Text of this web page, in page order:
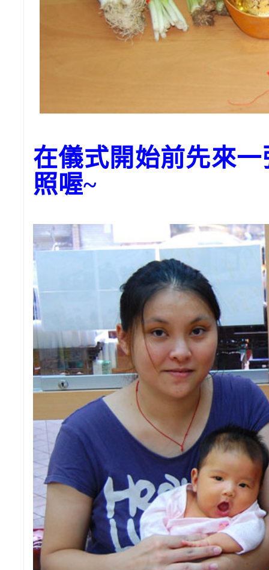
在儀式開始前先來
照喔~